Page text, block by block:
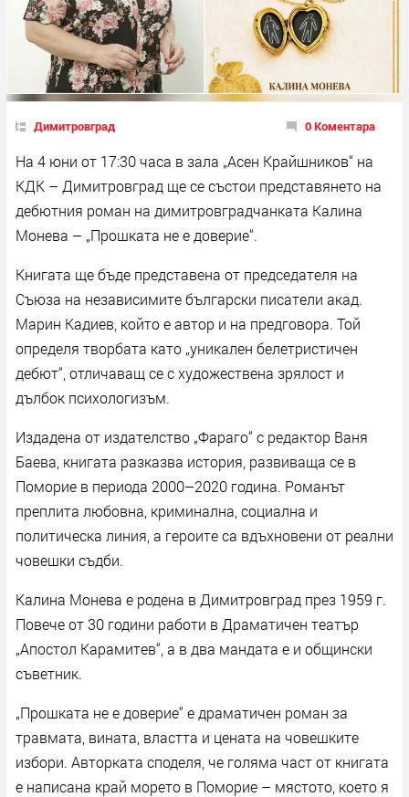
Димитровград 0 Коментара
На 4 юни от 17:30 часа в зала „Асен Крайшников“ на
КДК – Димитровград ще се състои представянето на
дебютния роман на димитровградчанката Калина
Монева – „Прошката не е доверие“.
Книгата ще бъде представена от председателя на
Съюза на независимите български писатели акад.
Марин Кадиев, който е автор и на предговора. Той
определя творбата като „уникален белетристичен
дебют“, отличаващ се с художествена зрялост и
дълбок психологизъм.
Издадена от издателство „Фараго“ с редактор Ваня
Баева, книгата разказва история, развиваща се в
Поморие в периода 2000–2020 година. Романът
преплита любовна, криминална, социална и
политическа линия, а героите са вдъхновени от реални
човешки съдби.
Калина Монева е родена в Димитровград през 1959 г.
Повече от 30 години работи в Драматичен театър
„Апостол Карамитев“, а в два мандата е и общински
съветник.
„Прошката не е доверие“ е драматичен роман за
травмата, вината, властта и цената на човешките
избори. Авторката споделя, че голяма част от книгата
е написана край морето в Поморие – мястото, което я